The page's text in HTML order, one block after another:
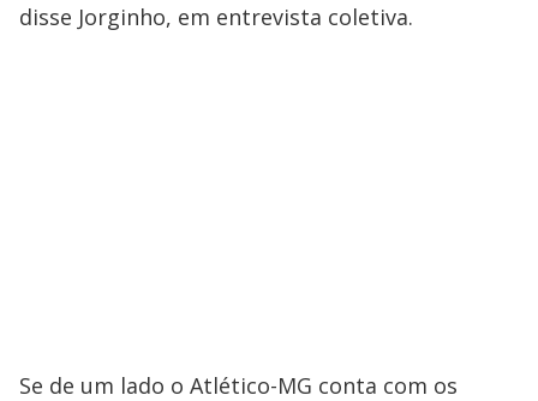
disse Jorginho, em entrevista coletiva.
Se de um lado o Atlético-MG conta com os